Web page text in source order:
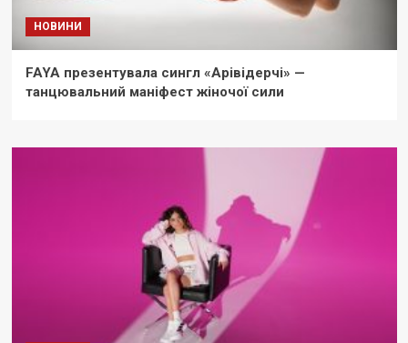
НОВИНИ
FAYA презентувала сингл «Арівідерчі» —
танцювальний маніфест жіночої сили